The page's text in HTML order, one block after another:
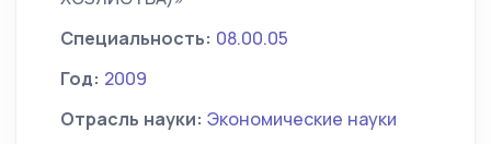
Специальность: 08.00.05
Год: 2009
Отрасль науки: Экономические науки